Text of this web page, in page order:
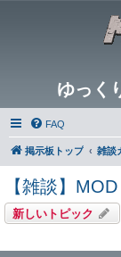
ゆっく
FAQ
掲示板トップ 雑談
【雑談】MOD
新しいトピック